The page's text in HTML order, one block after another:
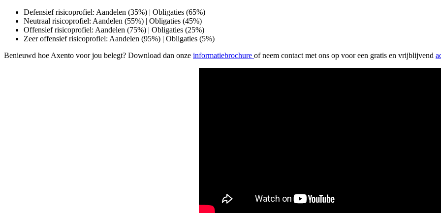
Defensief risicoprofiel: Aandelen (35%) | Obligaties (65%)
Neutraal risicoprofiel: Aandelen (55%) | Obligaties (45%)
Offensief risicoprofiel: Aandelen (75%) | Obligaties (25%)
Zeer offensief risicoprofiel: Aandelen (95%) | Obligaties (5%)
Benieuwd hoe Axento voor jou belegt? Download dan onze informatiebrochure of neem contact met ons op voor een gratis en vrijblijvend